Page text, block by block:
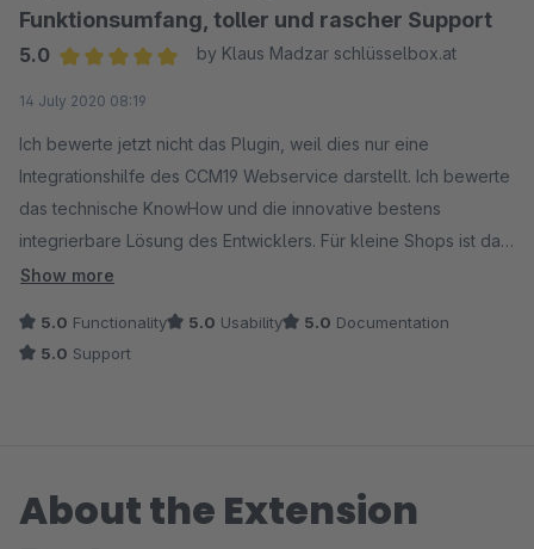
Funktionsumfang, toller und rascher Support
5.0
by Klaus Madzar schlüsselbox.at
14 July 2020 08:19
Ich bewerte jetzt nicht das Plugin, weil dies nur eine
Integrationshilfe des CCM19 Webservice darstellt. Ich bewerte
das technische KnowHow und die innovative bestens
integrierbare Lösung des Entwicklers. Für kleine Shops ist das
Cookie-Service kostenfrei, für größere Projekte hat CCM19 im
angemessene Preise für diese Top Leistung. Es gibt eine von
CCM19 gehostete Variante und eine die man selbst am eigene
Konfigurationsfenster freigibt, damit konnte ich die
problematischen Amazon Pay Cookies rechts konform steuern
Show more
5.0 Functionality 5.0 Usability 5.0 Documentation
5.0 Support
About the Extension